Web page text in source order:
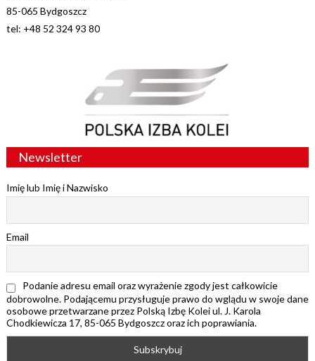
85-065 Bydgoszcz
tel: +48 52 324 93 80
Newsletter
Imię lub Imię i Nazwisko
Email
Podanie adresu email oraz wyrażenie zgody jest całkowicie
dobrowolne. Podającemu przysługuje prawo do wglądu w swoje dane
osobowe przetwarzane przez Polską Izbę Kolei ul. J. Karola
Chodkiewicza 17, 85-065 Bydgoszcz oraz ich poprawiania.